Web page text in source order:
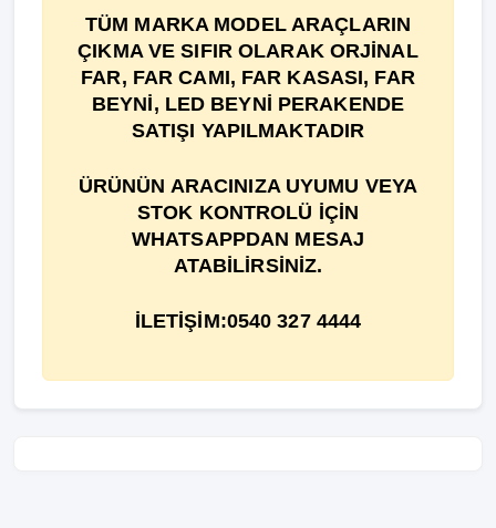
TÜM MARKA MODEL ARAÇLARIN
ÇIKMA VE SIFIR OLARAK ORJİNAL
FAR, FAR CAMI, FAR KASASI, FAR
BEYNİ, LED BEYNİ PERAKENDE
SATIŞI YAPILMAKTADIR
ÜRÜNÜN ARACINIZA UYUMU VEYA
STOK KONTROLÜ İÇİN
WHATSAPPDAN MESAJ
ATABİLİRSİNİZ.
İLETİŞİM:0540 327 4444